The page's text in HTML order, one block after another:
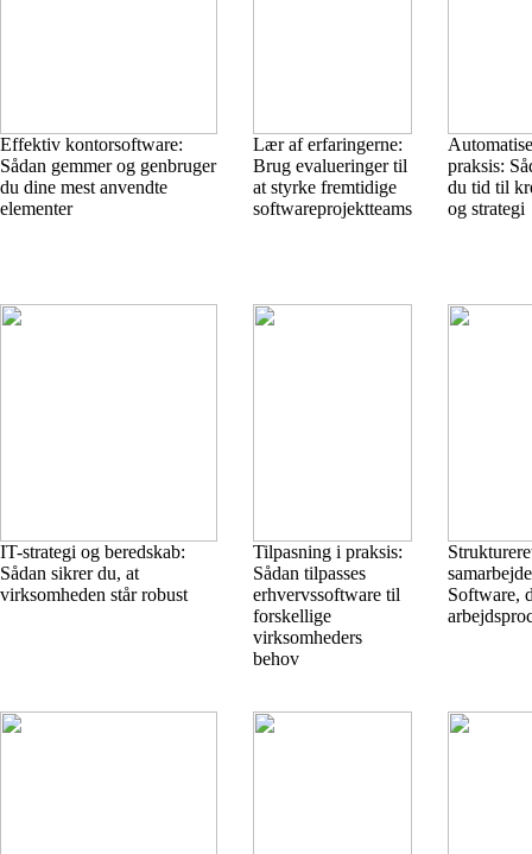
Effektiv kontorsoftware:
Sådan gemmer og genbruger
du dine mest anvendte
elementer
Lær af erfaringerne:
Brug evalueringer til
at styrke fremtidige
softwareprojektteams
praksis:
du tid til
og strategi
IT-strategi og beredskab:
Sådan sikrer du, at
virksomheden står robust
Tilpasning i praksis:
Sådan tilpasses
erhvervssoftware til
forskellige
virksomheders
behov
Software,